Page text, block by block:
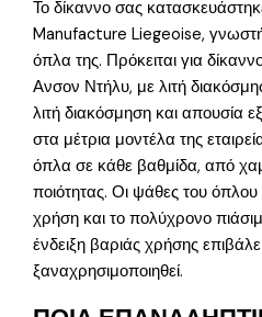
Το δίκαννο σας
Manufacture Liegeoise,
όπλα της. Πρόκειται για
Ανσον Ντήλυ, με λιτή
λιτή διακόσμηση και απουσία
στα μέτρια μοντέλα της
όπλα σε κάθε βαθμίδα, από
ποιότητας. Οι ψάθες του
χρήση και το πολύχρονο
ένδειξη βαριάς χρήσης
ξαναχρησιμοποιηθεί.